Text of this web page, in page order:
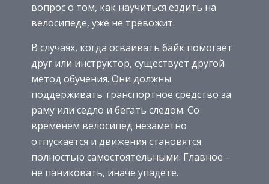
вопрос о том, как научиться ездить на
велосипеде, уже не тревожит.
В случаях, когда осваивать байк помогает
друг или инструктор, существует другой
метод обучения. Они должны
поддерживать транспортное средство за
раму или седло и бегать следом. Со
временем велосипед незаметно
отпускается и движения становятся
полностью самостоятельными. Главное –
не паниковать, иначе упадете.